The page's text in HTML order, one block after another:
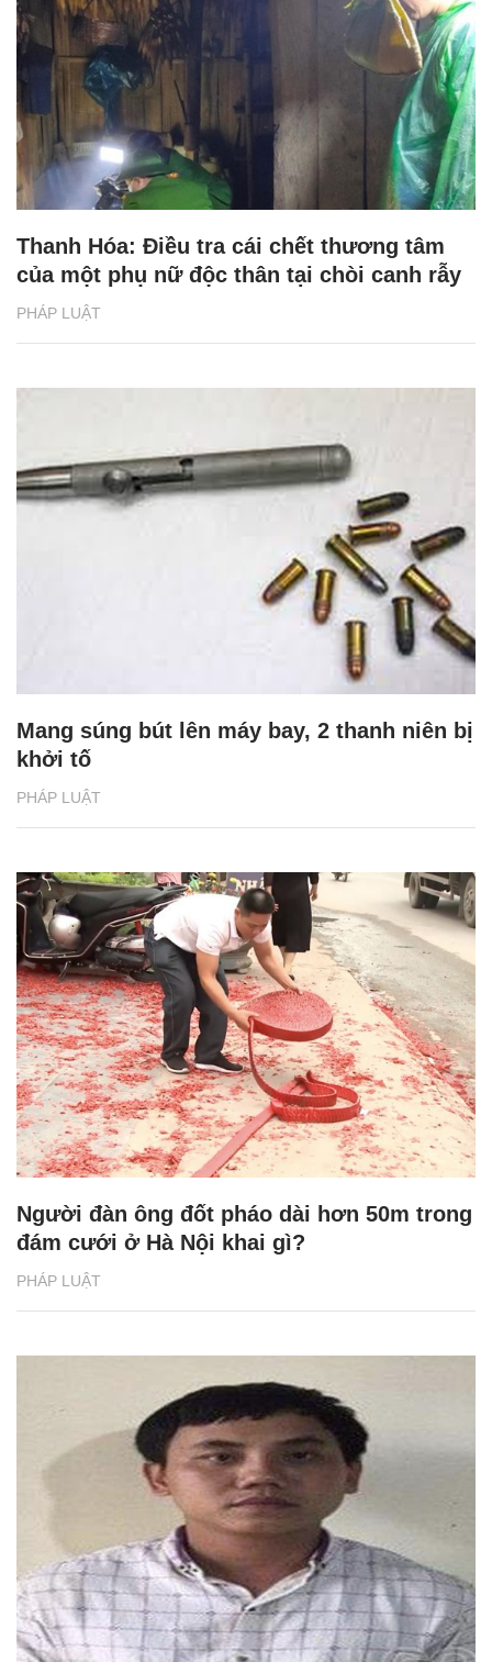
PHÁP LUẬT
Thanh Hóa: Điều tra cái chết thương tâm
của một phụ nữ độc thân tại chòi canh rẫy
PHÁP LUẬT
Mang súng bút lên máy bay, 2 thanh niên bị
khởi tố
PHÁP LUẬT
Người đàn ông đốt pháo dài hơn 50m trong
đám cưới ở Hà Nội khai gì?